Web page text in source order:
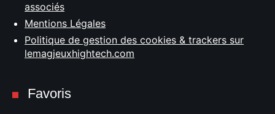
associés
Mentions Légales
Politique de gestion des cookies & trackers sur
lemagjeuxhightech.com
Favoris